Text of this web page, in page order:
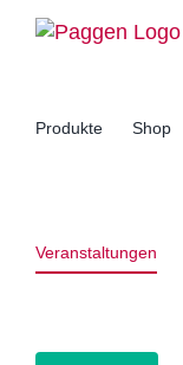
Zum
Inhalt
Produkte Shop
Veranstaltungen